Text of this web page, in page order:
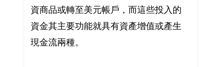
資商品或轉至美元帳戶，而這些投入的
資金其主要功能就具有資產增值或產生
現金流兩種。